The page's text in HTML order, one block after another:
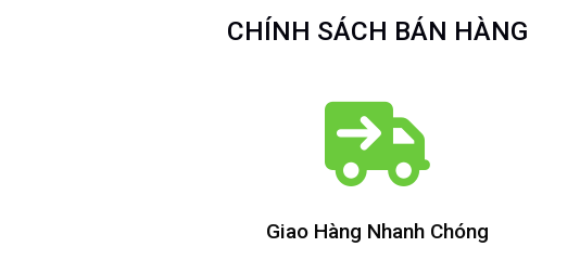
CHÍNH SÁCH BÁN HÀNG
Giao Hàng Nhanh Chóng